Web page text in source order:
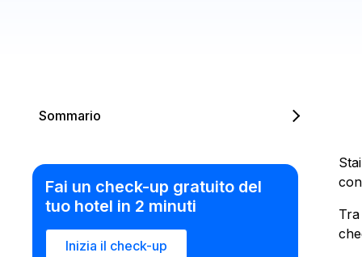
Sommario
Fai un check-up gratuito del
tuo hotel in 2 minuti
Inizia il check-up